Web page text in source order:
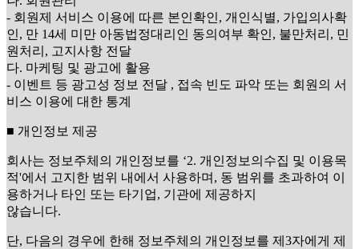
- 회원제 서비스 이용에 따른 본인확인, 개인식별, 가입의사확
인, 만 14세 미만 아동법정대리인 동의여부 확인, 불만처리, 민
원처리, 고지사항 전달
다. 마케팅 및 광고에 활용
- 이벤트 등 광고성 정보 전달 , 접속 빈도 파악 또는 회원의 서
비스 이용에 대한 통계
■ 개인정보 제공
회사는 정보주체의 개인정보를 ‘2. 개인정보의수집 및 이용목
적'에서 고지한 범위 내에서 사용하며, 동 범위를 초과하여 이
용하거나 타인 또는 타기업, 기관에 제공하지
않습니다.
단, 다음의 경우에 한해 정보주체의 개인정보를 제3자에게 제